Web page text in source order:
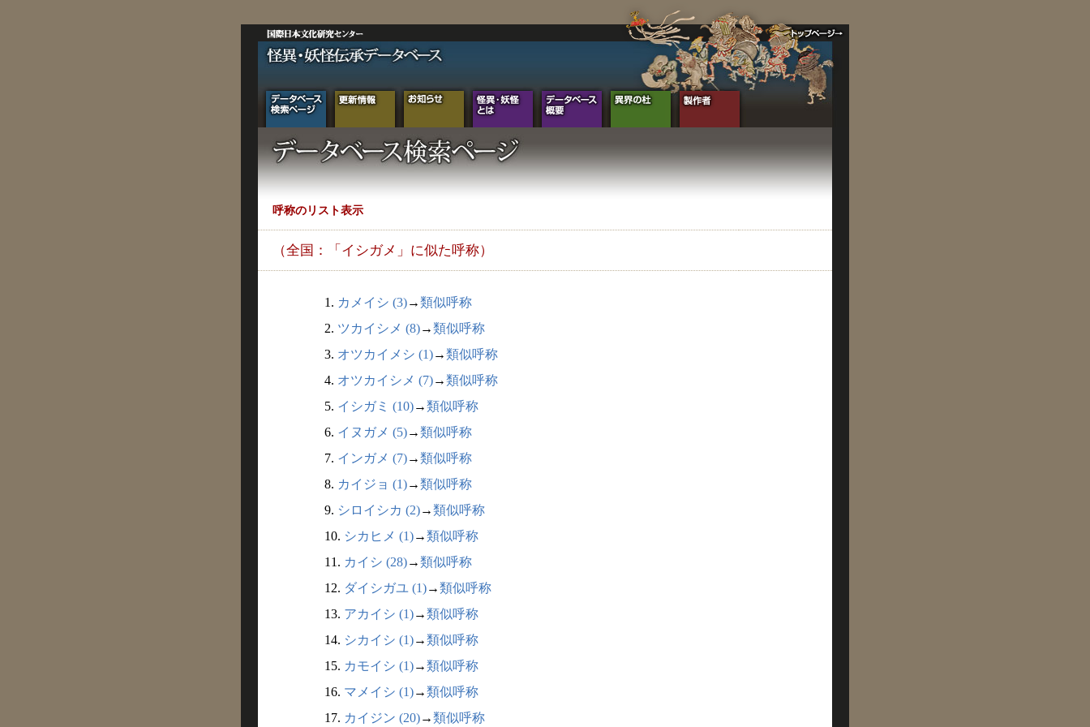
呼称のリスト表示
（全国：「イシガメ」に似た呼称）
1. カメイシ (3)→類似呼称
2. ツカイシメ (8)→類似呼称
3. オツカイメシ (1)→類似呼称
4. オツカイシメ (7)→類似呼称
5. イシガミ (10)→類似呼称
6. イヌガメ (5)→類似呼称
7. インガメ (7)→類似呼称
8. カイジョ (1)→類似呼称
9. シロイシカ (2)→類似呼称
10. シカヒメ (1)→類似呼称
11. カイシ (28)→類似呼称
12. ダイシガユ (1)→類似呼称
13. アカイシ (1)→類似呼称
14. シカイシ (1)→類似呼称
15. カモイシ (1)→類似呼称
16. マメイシ (1)→類似呼称
17. カイジン (20)→類似呼称